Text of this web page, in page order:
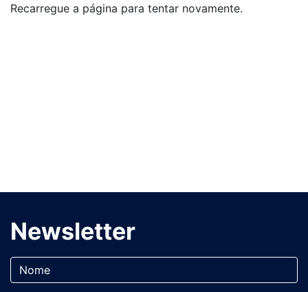
Recarregue a página para tentar novamente.
Newsletter